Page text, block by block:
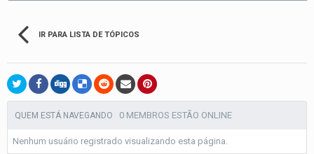
IR PARA LISTA DE TÓPICOS
QUEM ESTÁ NAVEGANDO 0 MEMBROS ESTÃO ONLINE
Nenhum usuário registrado visualizando esta página.